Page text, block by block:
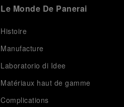
Le Monde De Panerai
Histoire
Manufacture
Laboratorio di Idee
Matériaux haut de gamme
Complications